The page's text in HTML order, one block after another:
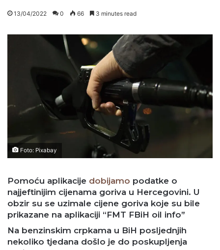
13/04/2022 0 66 3 minutes read
Foto: Pixabay
Pomoću aplikacije dobijamo podatke o
najjeftinijim cijenama goriva u Hercegovini. U
obzir su se uzimale cijene goriva koje su bile
prikazane na aplikaciji “FMT FBiH oil info”
Na benzinskim crpkama u BiH posljednjih
nekoliko tjedana došlo je do poskupljenja